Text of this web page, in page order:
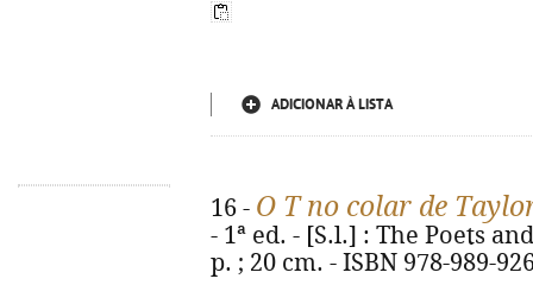
ADICIONAR À LISTA
16 - O T no colar de
- 1ª ed. - [S.l.] : The Poets
p. ; 20 cm. - ISBN 978-989-